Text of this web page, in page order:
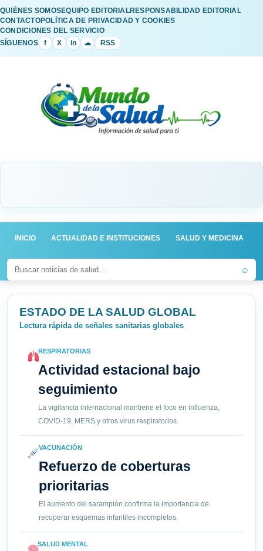
QUIÉNES SOMOSEQUIPO EDITORIALRESPONSABILIDAD EDITORIAL
CONTACTOPOLÍTICA DE PRIVACIDAD Y COOKIES
CONDICIONES DEL SERVICIO
SÍGUENOS
f X in ☁ RSS
INICIO ACTUALIDAD E INSTITUCIONES SALUD Y MEDICINA
⌕
ESTADO DE LA SALUD GLOBAL
Lectura rápida de señales sanitarias globales
RESPIRATORIAS
Actividad estacional bajo
seguimiento
La vigilancia internacional mantiene el foco en influenza,
COVID-19, MERS y otros virus respiratorios.
VACUNACIÓN
Refuerzo de coberturas
prioritarias
El aumento del sarampión confirma la importancia de
recuperar esquemas infantiles incompletos.
SALUD MENTAL